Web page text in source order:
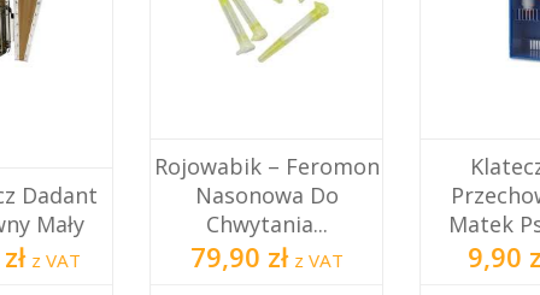
Rojowabik – Feromon
Nasonowa Do
Chwytania...
79,90 zł z VAT
Klateczka Do
Przechowywania
Matek Pszczelich
z VAT